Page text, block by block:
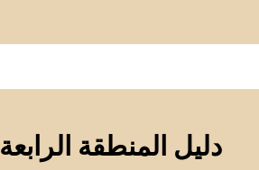
دليل المنطقة الرابعة